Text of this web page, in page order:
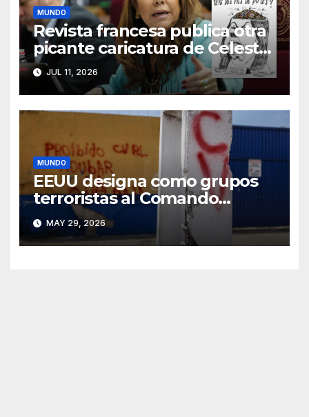
MUNDO
Revista francesa publica otra
picante caricatura de Celeste
Amarilla tras el lío con
Mbappé
JUL 11, 2026
MUNDO
EEUU designa como grupos
terroristas al Comando
Vermelho y al PCC
MAY 29, 2026